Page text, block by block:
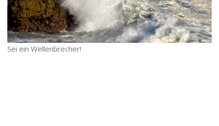
Sei ein Wellenbrecher!